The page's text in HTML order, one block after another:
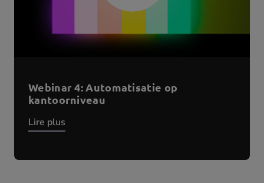
Webinar 4: Automatisatie op
kantoorniveau
Lire plus